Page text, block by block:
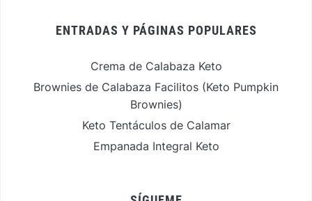
ENTRADAS Y PÁGINAS POPULARES
Crema de Calabaza Keto
Brownies de Calabaza Facilitos (Keto Pumpkin
Brownies)
Keto Tentáculos de Calamar
Empanada Integral Keto